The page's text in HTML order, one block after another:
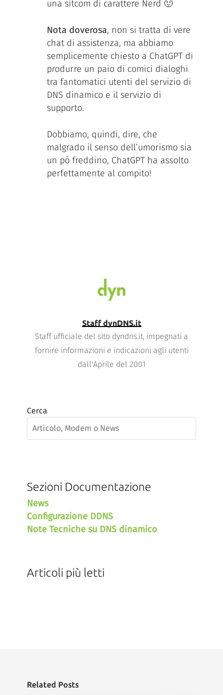
una sitcom di carattere Nerd 🙂
Nota doverosa, non si tratta di vere
chat di assistenza, ma abbiamo
semplicemente chiesto a ChatGPT di
produrre un paio di comici dialoghi
tra fantomatici utenti del servizio di
DNS dinamico e il servizio di
supporto.
Dobbiamo, quindi, dire, che
malgrado il senso dell’umorismo sia
un pò freddino, ChatGPT ha assolto
perfettamente al compito!
Staff dynDNS.it
Staff ufficiale del sito dyndns.it, impegnati a
fornire informazioni e indicazioni agli utenti
dall'Aprile del 2001
Cerca
Sezioni Documentazione
News
Configurazione DDNS
Note Tecniche su DNS dinamico
Articoli più letti
Related Posts